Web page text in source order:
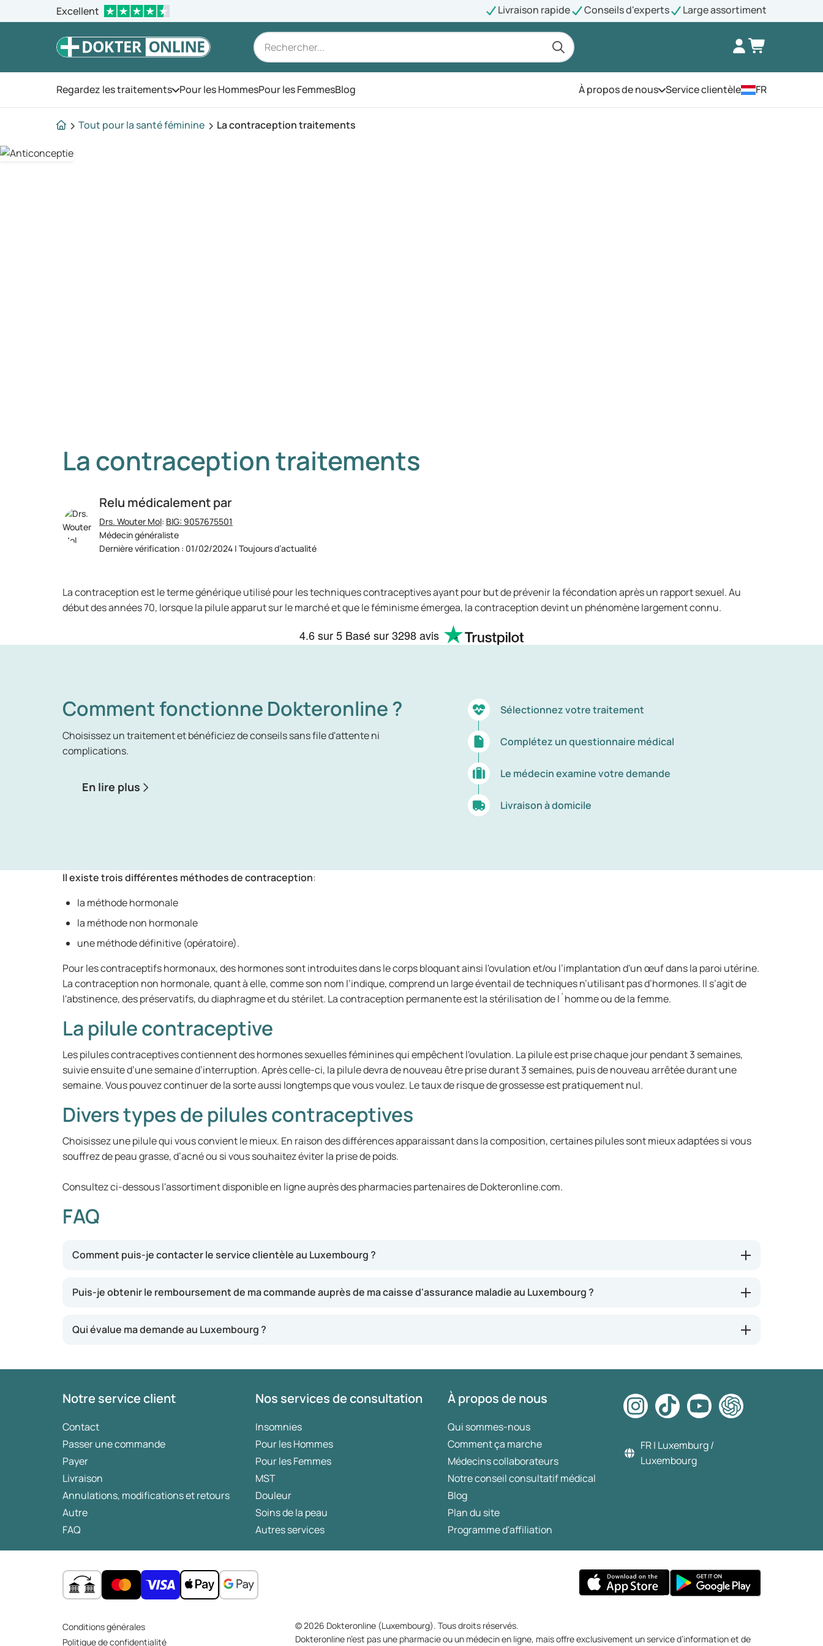
Excellent Livraison rapide Conseils d'experts Large assortiment
Regardez les traitementsOuvrez le menu
Pour les HommesPour les FemmesBlog À propos de nousOuvrez le menu
Service clientèle FR
Tout pour la santé féminine La contraception traitements
La contraception traitements
Relu médicalement par
Drs. Wouter Mol: BIG: 9057675501
Médecin généraliste
Dernière vérification : 01/02/2024 | Toujours d’actualité
La contraception est le terme générique utilisé pour les techniques contraceptives ayant pour but de prévenir la fécondation après un rapport sexuel. Au
début des années 70, lorsque la pilule apparut sur le marché et que le féminisme émergea, la contraception devint un phénomène largement connu.
4.6sur 5 Basé sur3298 avis
Comment fonctionne Dokteronline ?
Choisissez un traitement et bénéficiez de conseils sans file d'attente ni
complications.
En lire plus
Sélectionnez votre traitement
Complétez un questionnaire médical
Le médecin examine votre demande
Livraison à domicile
Il existe trois différentes méthodes de contraception:
la méthode hormonale
la méthode non hormonale
une méthode définitive (opératoire).
Pour les contraceptifs hormonaux, des hormones sont introduites dans le corps bloquant ainsi l'ovulation et/ou l’implantation d'un œuf dans la paroi utérine.
La contraception non hormonale, quant à elle, comme son nom l’indique, comprend un large éventail de techniques n’utilisant pas d’hormones. Il s’agit de
l'abstinence, des préservatifs, du diaphragme et du stérilet. La contraception permanente est la stérilisation de l´homme ou de la femme.
La pilule contraceptive
Les pilules contraceptives contiennent des hormones sexuelles féminines qui empêchent l'ovulation. La pilule est prise chaque jour pendant 3 semaines,
suivie ensuite d’une semaine d’interruption. Après celle-ci, la pilule devra de nouveau être prise durant 3 semaines, puis de nouveau arrêtée durant une
semaine. Vous pouvez continuer de la sorte aussi longtemps que vous voulez. Le taux de risque de grossesse est pratiquement nul.
Divers types de pilules contraceptives
Choisissez une pilule qui vous convient le mieux. En raison des différences apparaissant dans la composition, certaines pilules sont mieux adaptées si vous
souffrez de peau grasse, d’acné ou si vous souhaitez éviter la prise de poids.
Consultez ci-dessous l'assortiment disponible en ligne auprès des pharmacies partenaires de Dokteronline.com.
FAQ
Comment puis-je contacter le service clientèle au Luxembourg ?
Puis-je obtenir le remboursement de ma commande auprès de ma caisse d'assurance maladie au Luxembourg ?
Qui évalue ma demande au Luxembourg ?
Notre service client
Contact
Passer une commande
Payer
Livraison
Annulations, modifications et retours
Autre
FAQ
Nos services de consultation
Insomnies
Pour les Hommes
Pour les Femmes
MST
Douleur
Soins de la peau
Autres services
À propos de nous
Qui sommes-nous
Comment ça marche
Médecins collaborateurs
Notre conseil consultatif médical
Blog
Plan du site
Programme d'affiliation
FR | Luxemburg /
Luxembourg
Conditions générales
Politique de confidentialité
© 2026 Dokteronline (Luxembourg). Tous droits réservés.
Dokteronline n’est pas une pharmacie ou un médecin en ligne, mais offre exclusivement un service d’information et de